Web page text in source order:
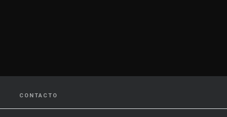
CONTACTO